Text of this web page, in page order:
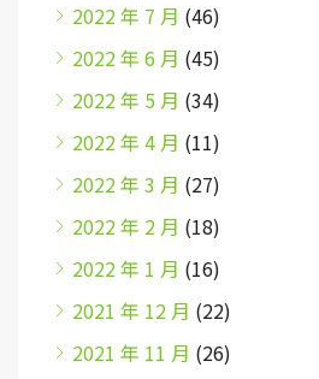
2022 年 7 月 (46)
2022 年 6 月 (45)
2022 年 5 月 (34)
2022 年 4 月 (11)
2022 年 3 月 (27)
2022 年 2 月 (18)
2022 年 1 月 (16)
2021 年 12 月 (22)
2021 年 11 月 (26)